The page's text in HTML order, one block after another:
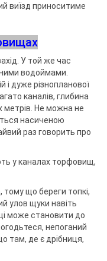
виїзд приноситиме
У той же час
водоймами.
і дуже різнопланової
каналів, глибина
метрів. Не можна не
насиченою
раз говорить про
у каналах торфовищ,
що береги топкі,
улов щуки навіть
може становити до
непоганий
там, де є дрібниця,